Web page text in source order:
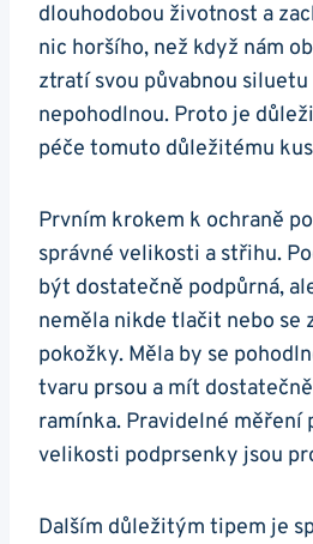
dlouhodobou životnost a
nic horšího, než když nám
ztratí svou půvabnou siluetu
nepohodlnou. Proto je
péče tomuto důležitému
Prvním krokem k ochraně
správné velikosti a střihu.
být dostatečně podpůrná,
neměla nikde tlačit nebo se
pokožky. Měla by se
tvaru prsou a mít
ramínka. Pravidelné měření
velikosti podprsenky jsou
Dalším důležitým tipem je